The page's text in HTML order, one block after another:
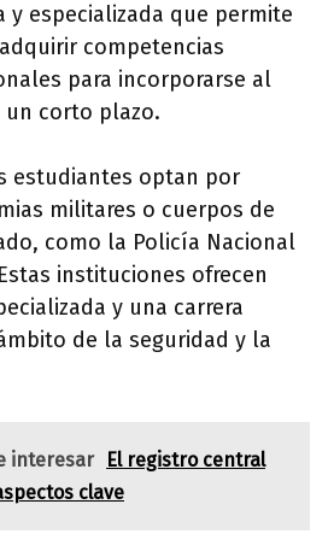
y especializada que permite
competencias
para incorporarse al
corto plazo.
estudiantes optan por
militares o cuerpos de
como la Policía Nacional
instituciones ofrecen
y una carrera
de la seguridad y la
interesar
El registro central
clave